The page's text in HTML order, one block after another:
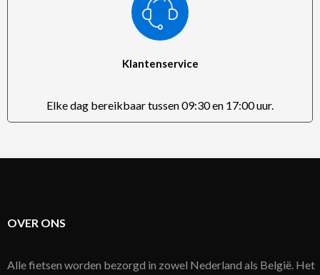
Klantenservice
Elke dag bereikbaar tussen 09:30 en 17:00 uur.
OVER ONS
Alle fietsen worden bezorgd in zowel Nederland als België. Het